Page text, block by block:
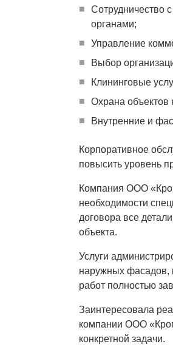
Сотрудничество
органами;
Управление
Выбор
Клининговые
Охрана объектов
Внутренние и
Корпоративное
повысить уровень
Компания ООО
необходимости
договора все
объекта.
Услуги
наружных фасадов,
работ полностью
Заинтересовала
компании ООО
конкретной задачи.